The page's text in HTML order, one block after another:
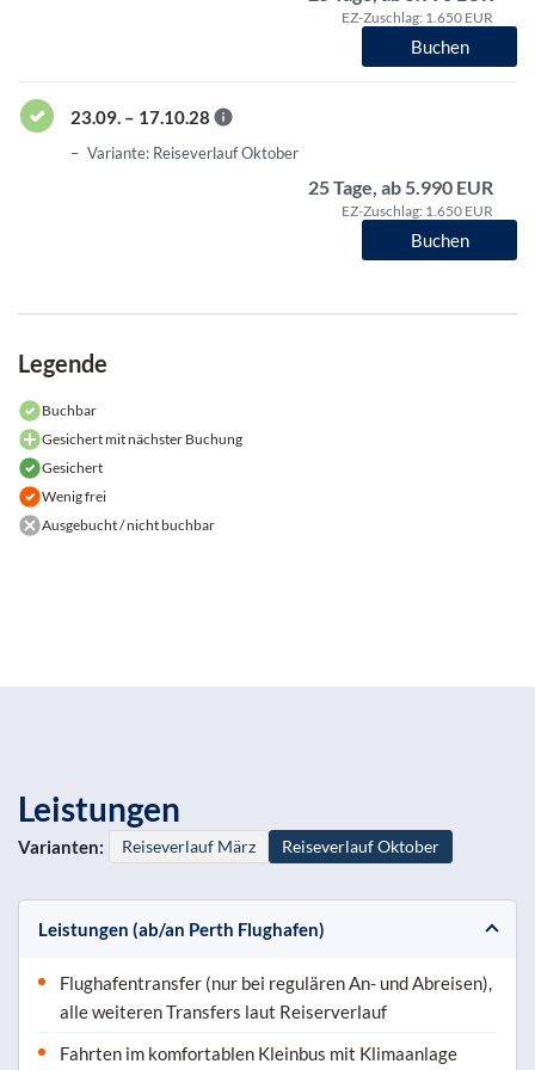
EZ-Zuschlag: 1.650 EUR
Buchen
23.09. – 17.10.28
Variante: Reiseverlauf Oktober
25 Tage, ab 5.990 EUR
EZ-Zuschlag: 1.650 EUR
Buchen
Legende
Buchbar
Gesichert mit nächster Buchung
Gesichert
Wenig frei
Ausgebucht / nicht buchbar
Leistungen
Varianten: Reiseverlauf März Reiseverlauf Oktober
Leistungen (ab/an Perth Flughafen)
Flughafentransfer (nur bei regulären An- und Abreisen),
alle weiteren Transfers laut Reiserverlauf
Fahrten im komfortablen Kleinbus mit Klimaanlage